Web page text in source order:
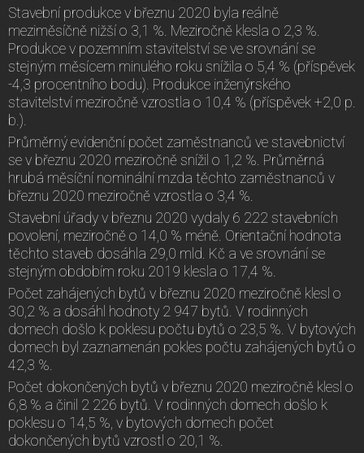
Stavební produkce v březnu 2020 byla reálně
meziměsíčně nižší o 3,1 %. Meziročně klesla o 2,3 %.
Produkce v pozemním stavitelství se ve srovnání se
stejným měsícem minulého roku snížila o 5,4 % (příspěvek
-4,3 procentního bodu). Produkce inženýrského
stavitelství meziročně vzrostla o 10,4 % (příspěvek +2,0 p.
b.).
Průměrný evidenční počet zaměstnanců ve stavebnictví
se v březnu 2020 meziročně snížil o 1,2 %. Průměrná
hrubá měsíční nominální mzda těchto zaměstnanců v
březnu 2020 meziročně vzrostla o 3,4 %.
Stavební úřady v březnu 2020 vydaly 6 222 stavebních
povolení, meziročně o 14,0 % méně. Orientační hodnota
těchto staveb dosáhla 29,0 mld. Kč a ve srovnání se
stejným obdobím roku 2019 klesla o 17,4 %.
Počet zahájených bytů v březnu 2020 meziročně klesl o
30,2 % a dosáhl hodnoty 2 947 bytů. V rodinných
domech došlo k poklesu počtu bytů o 23,5 %. V bytových
domech byl zaznamenán pokles počtu zahájených bytů o
42,3 %.
Počet dokončených bytů v březnu 2020 meziročně klesl o
6,8 % a činil 2 226 bytů. V rodinných domech došlo k
poklesu o 14,5 %, v bytových domech počet
dokončených bytů vzrostl o 20,1 %.